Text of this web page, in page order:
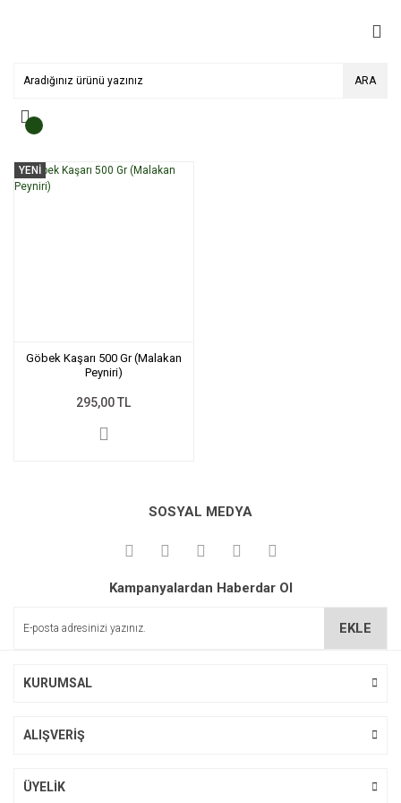
ARA
YENİ
Göbek Kaşarı 500 Gr (Malakan
Peyniri)
295,00 TL
SOSYAL MEDYA
Kampanyalardan Haberdar Ol
EKLE
KURUMSAL
ALIŞVERİŞ
ÜYELİK